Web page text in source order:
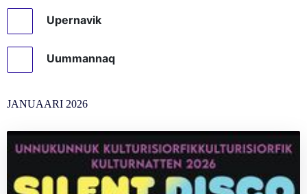
Upernavik
Uummannaq
JANUAARI 2026